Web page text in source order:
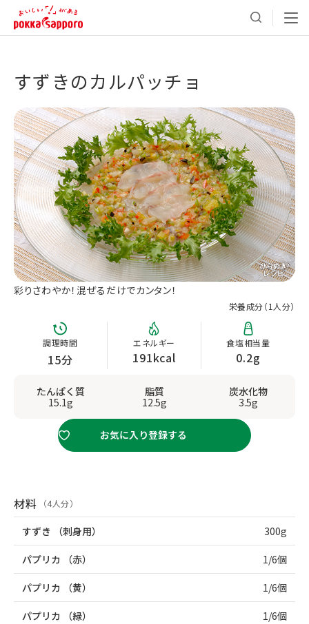
すずきのカルパッチョ
彩りさわやか！混ぜるだけでカンタン！
栄養成分（1人分）
調理時間
15分
エネルギー
191kcal
食塩相当量
0.2g
たんぱく質
15.1g
脂質
12.5g
炭水化物
3.5g
お気に入り登録する
材料 （4人分）
すずき （刺身用） 300g
パプリカ （赤） 1/6個
パプリカ （黄） 1/6個
パプリカ （緑） 1/6個